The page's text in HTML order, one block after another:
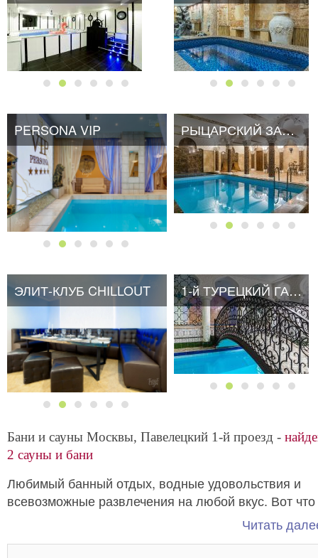
PERSONA VIP РЫЦАРСКИЙ ЗАМОК
ЭЛИТ-КЛУБ CHILLOUT
ЭЛИТ-КЛУБ CHILLOUT 1-й ТУРЕЦКИЙ ГАМБИТ
Бани и сауны Москвы, Павелецкий 1-й проезд -
2 сауны и бани
Любимый банный отдых, водные удовольствия и
всевозможные развлечения на любой вкус. Вот что
разноплановые и
комфортабельные бани и сауны возле проезда
Читать